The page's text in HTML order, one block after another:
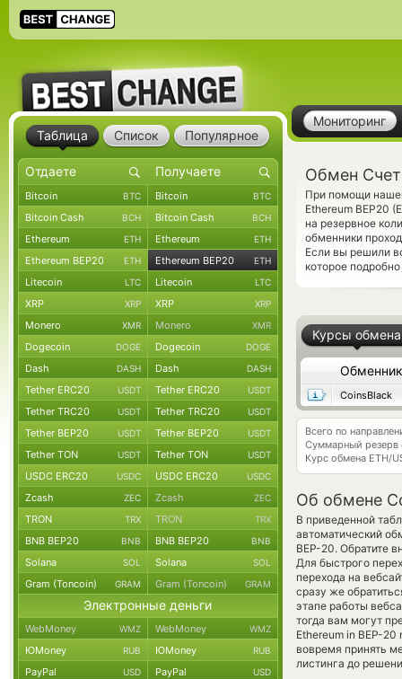
Мониторинг
Обмен Счет
При помощи
Ethereum BEP20
на резервное
обменники
Если вы решили
которое
Курсы обмена
Обменник
CoinsBlack
Всего по
Суммарный резерв
Курс обмена ETH/
Об обмене
В приведенной
автоматический
BEP-20. Обратите
Для быстрого
перехода на
сразу же
этапе работы
тогда вам могут
Ethereum in BEP-
вовремя принять
листинга до
Таблица Список Популярное
Bitcoin BTC Bitcoin BTC
Bitcoin Cash BCH Bitcoin Cash BCH
Ethereum ETH Ethereum ETH
Ethereum BEP20 ETH Ethereum BEP20 ETH
Litecoin LTC Litecoin LTC
XRP XRP XRP XRP
Monero XMR Monero XMR
Dogecoin DOGE Dogecoin DOGE
Dash DASH Dash DASH
Tether ERC20 USDT Tether ERC20 USDT
Tether TRC20 USDT Tether TRC20 USDT
Tether BEP20 USDT Tether BEP20 USDT
Tether TON USDT Tether TON USDT
USDC ERC20 USDC USDC ERC20 USDC
Zcash ZEC Zcash ZEC
TRON TRX TRON TRX
BNB BEP20 BNB BNB BEP20 BNB
Solana SOL Solana SOL
Gram (Toncoin) GRAM Gram (Toncoin) GRAM
Электронные деньги
WebMoney WMZ WebMoney WMZ
ЮMoney RUB ЮMoney RUB
PayPal USD PayPal USD